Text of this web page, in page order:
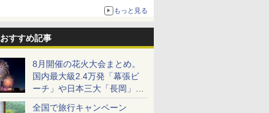
もっと見る
おすすめ記事
8月開催の花火大会まとめ。
国内最大級2.4万発「幕張ビ
ーチ」や日本三大「長岡」な
ど大型イベント目白押し！
全国で旅行キャンペーン